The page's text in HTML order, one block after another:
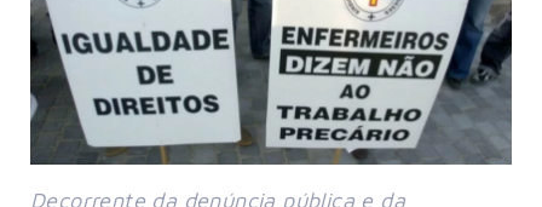
Decorrente da denúncia pública e da